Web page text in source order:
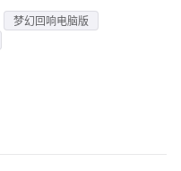
梦幻回响电脑版